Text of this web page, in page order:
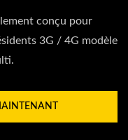
conçu pour
3G / 4G modèle